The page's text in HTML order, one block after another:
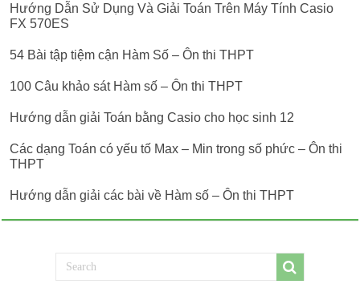
Hướng Dẫn Sử Dụng Và Giải Toán Trên Máy Tính Casio
FX 570ES
54 Bài tập tiệm cận Hàm Số – Ôn thi THPT
100 Câu khảo sát Hàm số – Ôn thi THPT
Hướng dẫn giải Toán bằng Casio cho học sinh 12
Các dạng Toán có yếu tố Max – Min trong số phức – Ôn thi
THPT
Hướng dẫn giải các bài về Hàm số – Ôn thi THPT